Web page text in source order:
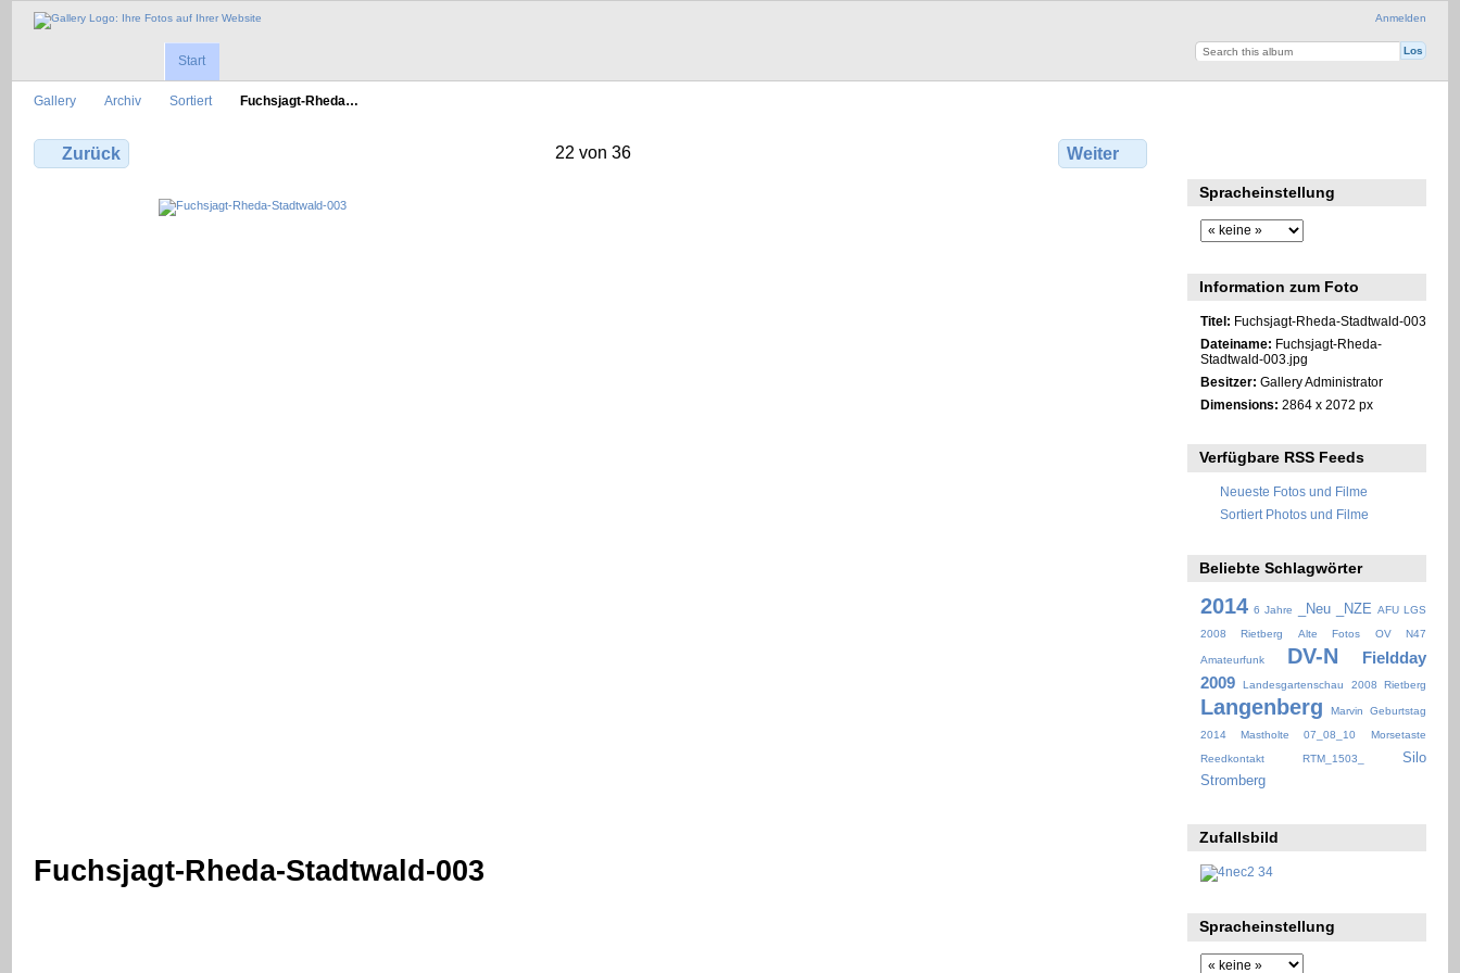
Anmelden
Start
Gallery Archiv Sortiert Fuchsjagt-Rheda…
Zurück 22 von 36 Weiter
Fuchsjagt-Rheda-Stadtwald-003
Spracheinstellung
Information zum Foto
Titel: Fuchsjagt-Rheda-Stadtwald-003
Dateiname: Fuchsjagt-Rheda-
Stadtwald-003.jpg
Besitzer: Gallery Administrator
Dimensions: 2864 x 2072 px
Verfügbare RSS Feeds
Neueste Fotos und Filme
Sortiert Photos und Filme
Beliebte Schlagwörter
2014 6 Jahre _Neu _NZE AFU LGS
2008 Rietberg
Alte Fotos OV N47
Amateurfunk DV-N
Fieldday
2009
Landesgartenschau 2008 Rietberg
Langenberg
Marvin Geburtstag
2014
Mastholte 07_08_10
Morsetaste
Reedkontakt
RTM_1503_
Silo
Stromberg
Zufallsbild
Spracheinstellung